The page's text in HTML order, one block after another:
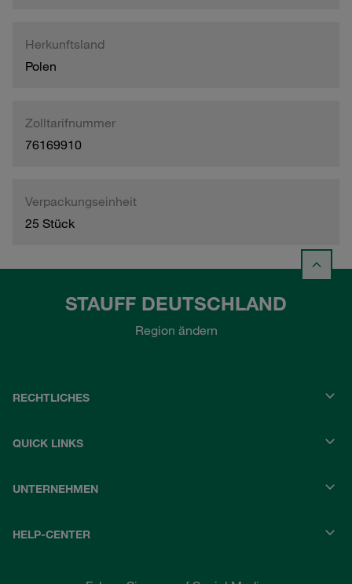
Herkunftsland
Polen
Zolltarifnummer
76169910
Verpackungseinheit
25 Stück
STAUFF DEUTSCHLAND
Region ändern
RECHTLICHES
QUICK LINKS
UNTERNEHMEN
HELP-CENTER